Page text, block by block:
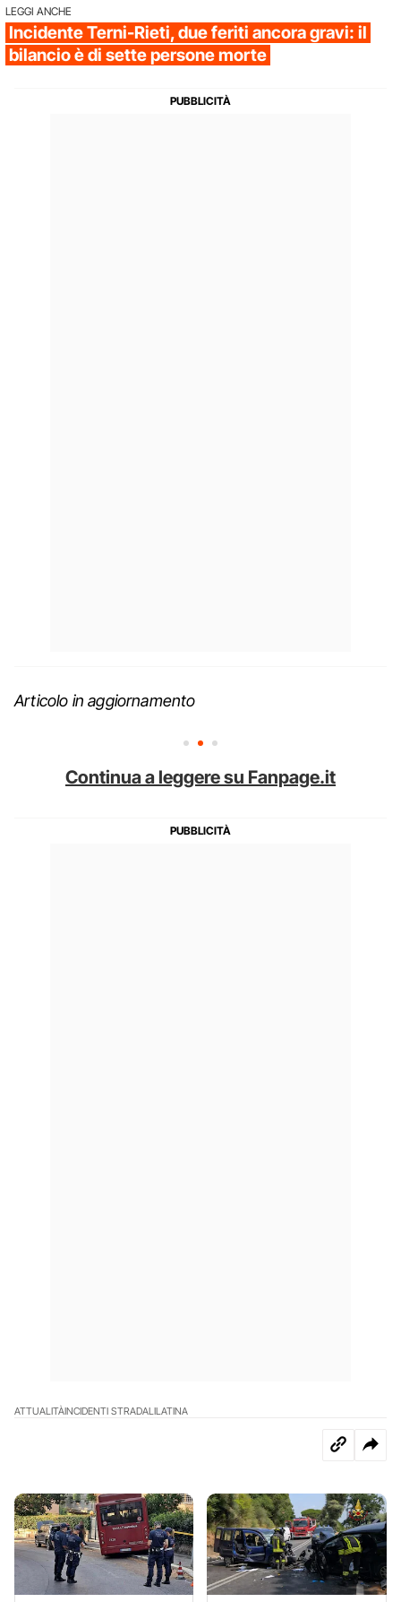
LEGGI ANCHE
Incidente Terni-Rieti, due feriti ancora gravi: il
bilancio è di sette persone morte
Articolo in aggiornamento
Continua a leggere su Fanpage.it
ATTUALITÀINCIDENTI STRADALILATINA